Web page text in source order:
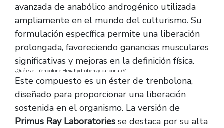
avanzada de anabólico androgénico utilizada
ampliamente en el mundo del culturismo. Su
formulación específica permite una liberación
prolongada, favoreciendo ganancias musculares
significativas y mejoras en la definición física.
¿Qué es el Trenbolone Hexahydrobenzylcarbonate?
Este compuesto es un éster de trenbolona,
diseñado para proporcionar una liberación
sostenida en el organismo. La versión de
Primus Ray Laboratories se destaca por su alta